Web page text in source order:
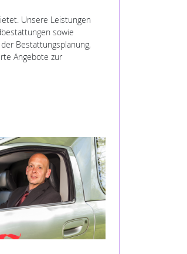
Unsere Leistungen
sowie
Bestattungsplanung,
Angebote zur